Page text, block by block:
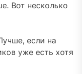
Вот несколько
если на
уже есть хотя